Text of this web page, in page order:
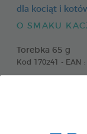
dla kociąt i
O SMAKU
Torebka 65 g
Kod 170241 - EAN